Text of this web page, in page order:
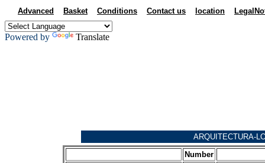
Advanced
Basket Conditions Contact us location
Powered by Translate
ARQUITECTURA-
Number